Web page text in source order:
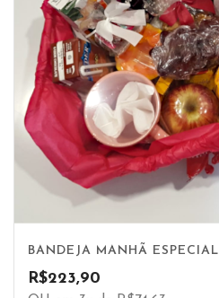
BANDEJA MANHÃ ESPECIAL
R$223,90